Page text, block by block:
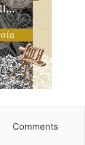
Comments